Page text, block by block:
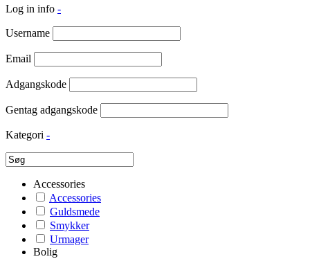
Log in info -
Username
Email
Adgangskode
Gentag adgangskode
Kategori -
Accessories
Accessories
Guldsmede
Smykker
Urmager
Bolig